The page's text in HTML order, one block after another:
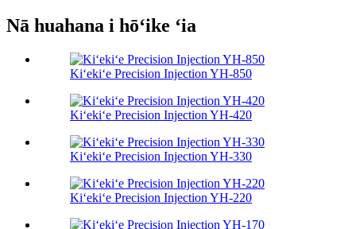
Nā huahana i hōʻike ʻia
Kiʻekiʻe Precision Injection YH-850
Kiʻekiʻe Precision Injection YH-420
Kiʻekiʻe Precision Injection YH-330
Kiʻekiʻe Precision Injection YH-220